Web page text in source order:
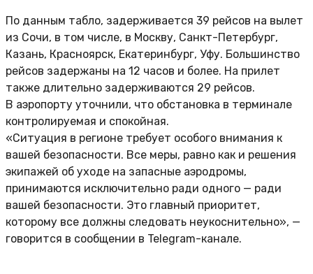
По данным табло, задерживается 39 рейсов на вылет
из Сочи, в том числе, в Москву, Санкт-Петербург,
Казань, Красноярск, Екатеринбург, Уфу. Большинство
рейсов задержаны на 12 часов и более. На прилет
также длительно задерживаются 29 рейсов.
В аэропорту уточнили, что обстановка в терминале
контролируемая и спокойная.
«Ситуация в регионе требует особого внимания к
вашей безопасности. Все меры, равно как и решения
экипажей об уходе на запасные аэродромы,
принимаются исключительно ради одного — ради
вашей безопасности. Это главный приоритет,
которому все должны следовать неукоснительно», —
говорится в сообщении в Telegram-канале.